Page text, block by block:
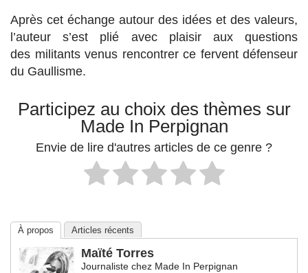
Après cet échange autour des idées et des valeurs,
l’auteur s’est plié avec plaisir aux questions
des militants venus rencontrer ce fervent défenseur
du Gaullisme.
Participez au choix des thèmes sur
Made In Perpignan
Envie de lire d'autres articles de ce genre ?
À propos Articles récents
Maïté Torres
Journaliste chez Made In Perpignan